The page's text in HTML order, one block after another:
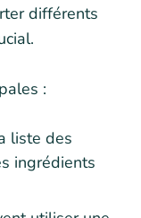
différents
:
liste des
ingrédients